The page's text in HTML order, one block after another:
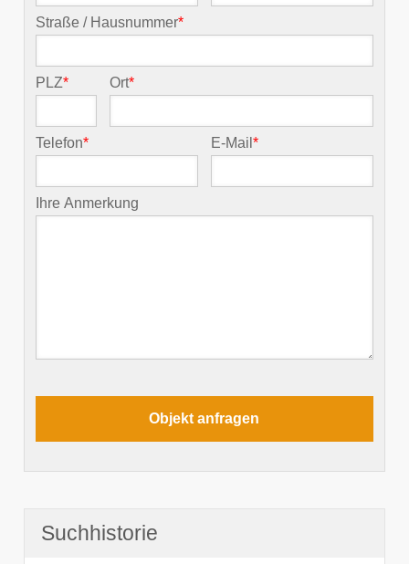
Straße / Hausnummer*
PLZ* Ort*
Telefon* E-Mail*
Ihre Anmerkung
Suchhistorie